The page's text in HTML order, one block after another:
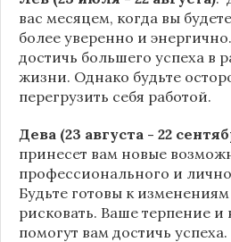
вас месяцем, когда вы
более уверенно и
достичь большего успеха в
жизни. Однако будьте
перегрузить себя работой.
Дева (23 августа - 22
принесет вам новые
профессионального и
Будьте готовы к
рисковать. Ваше терпение и
помогут вам достичь успеха.